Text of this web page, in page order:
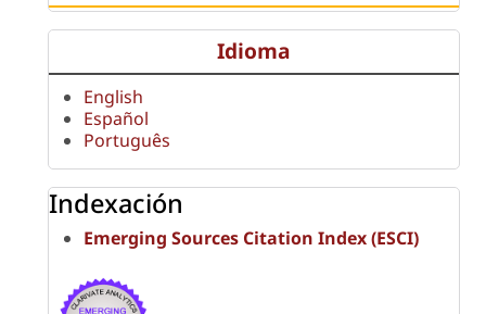
Idioma
English
Español
Português
Indexación
Emerging Sources Citation Index (ESCI)